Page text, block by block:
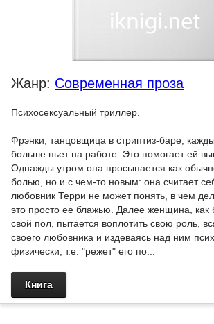
Жанр: Современная проза
Психосексуальный триллер.
Фрэнки, танцовщица в стриптиз-баре,
больше пьет на работе. Это помогает ей
Однажды утром она просыпается как
болью, но и с чем-то новым: она считает
любовник Терри не может понять, в чем
это просто ее блажью. Далее женщина,
свой пол, пытается воплотить свою роль,
своего любовника и издеваясь над ним
физически, т.е. "режет" его по...
Книга